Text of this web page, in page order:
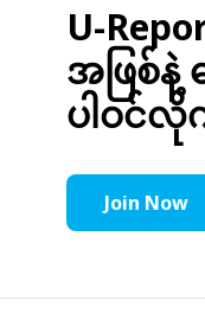
U-
အဖြစ်နဲ့
ပါဝင်လို
Join Now